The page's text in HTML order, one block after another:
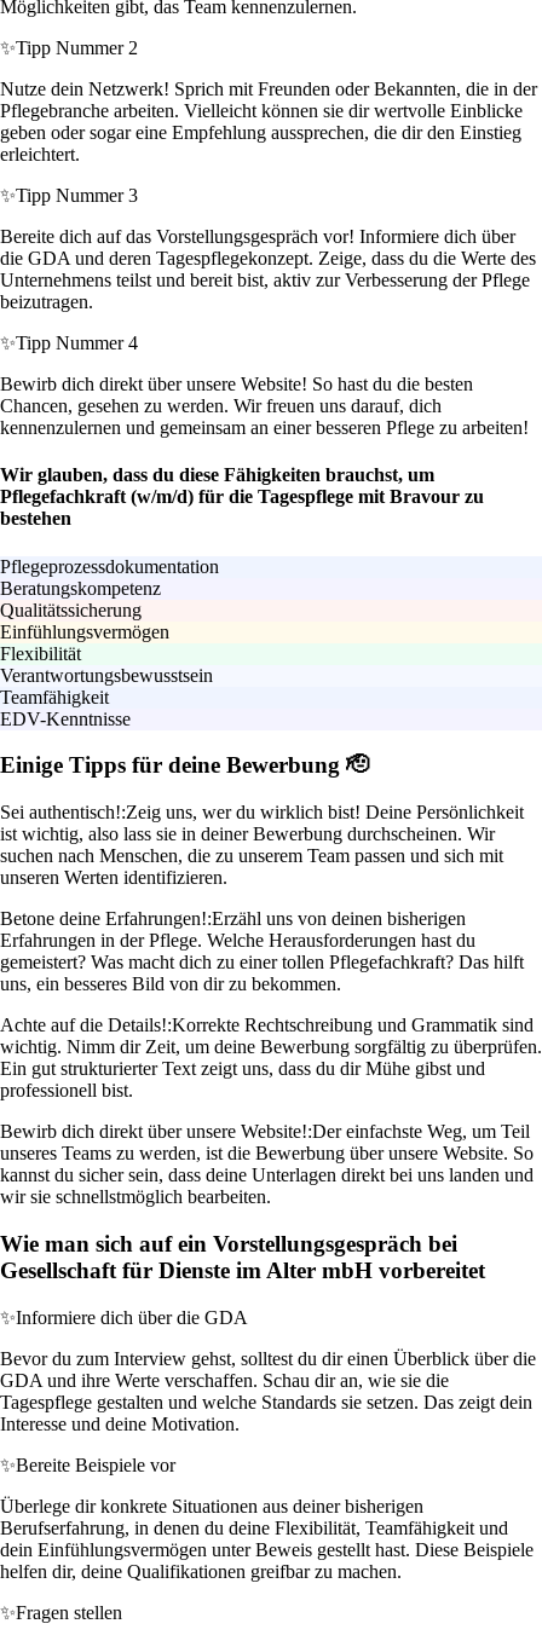
Möglichkeiten gibt, das Team kennenzulernen.
✨Tipp Nummer 2
Nutze dein Netzwerk! Sprich mit Freunden oder Bekannten, die in der
Pflegebranche arbeiten. Vielleicht können sie dir wertvolle Einblicke
geben oder sogar eine Empfehlung aussprechen, die dir den Einstieg
erleichtert.
✨Tipp Nummer 3
Bereite dich auf das Vorstellungsgespräch vor! Informiere dich über
die GDA und deren Tagespflegekonzept. Zeige, dass du die Werte des
Unternehmens teilst und bereit bist, aktiv zur Verbesserung der Pflege
beizutragen.
✨Tipp Nummer 4
Bewirb dich direkt über unsere Website! So hast du die besten
Chancen, gesehen zu werden. Wir freuen uns darauf, dich
kennenzulernen und gemeinsam an einer besseren Pflege zu arbeiten!
Wir glauben, dass du diese Fähigkeiten brauchst, um
Pflegefachkraft (w/m/d) für die Tagespflege mit Bravour zu
bestehen
Pflegeprozessdokumentation
Beratungskompetenz
Qualitätssicherung
Einfühlungsvermögen
Flexibilität
Verantwortungsbewusstsein
Teamfähigkeit
EDV-Kenntnisse
Einige Tipps für deine Bewerbung 🫡
Sei authentisch!:Zeig uns, wer du wirklich bist! Deine Persönlichkeit
ist wichtig, also lass sie in deiner Bewerbung durchscheinen. Wir
suchen nach Menschen, die zu unserem Team passen und sich mit
unseren Werten identifizieren.
Betone deine Erfahrungen!:Erzähl uns von deinen bisherigen
Erfahrungen in der Pflege. Welche Herausforderungen hast du
gemeistert? Was macht dich zu einer tollen Pflegefachkraft? Das hilft
uns, ein besseres Bild von dir zu bekommen.
Achte auf die Details!:Korrekte Rechtschreibung und Grammatik sind
wichtig. Nimm dir Zeit, um deine Bewerbung sorgfältig zu überprüfen.
Ein gut strukturierter Text zeigt uns, dass du dir Mühe gibst und
professionell bist.
Bewirb dich direkt über unsere Website!:Der einfachste Weg, um Teil
unseres Teams zu werden, ist die Bewerbung über unsere Website. So
kannst du sicher sein, dass deine Unterlagen direkt bei uns landen und
wir sie schnellstmöglich bearbeiten.
Wie man sich auf ein Vorstellungsgespräch bei
Gesellschaft für Dienste im Alter mbH vorbereitet
✨Informiere dich über die GDA
Bevor du zum Interview gehst, solltest du dir einen Überblick über die
GDA und ihre Werte verschaffen. Schau dir an, wie sie die
Tagespflege gestalten und welche Standards sie setzen. Das zeigt dein
Interesse und deine Motivation.
✨Bereite Beispiele vor
Überlege dir konkrete Situationen aus deiner bisherigen
Berufserfahrung, in denen du deine Flexibilität, Teamfähigkeit und
dein Einfühlungsvermögen unter Beweis gestellt hast. Diese Beispiele
helfen dir, deine Qualifikationen greifbar zu machen.
✨Fragen stellen